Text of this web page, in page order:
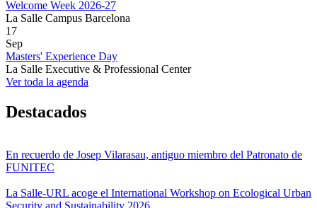
Welcome Week 2026-27
La Salle Campus Barcelona
17
Sep
Masters' Experience Day
La Salle Executive & Professional Center
Ver toda la agenda
Destacados
En recuerdo de Josep Vilarasau, antiguo miembro del Patronato de
FUNITEC
La Salle-URL acoge el International Workshop on Ecological Urban
Security and Sustainability 2026.